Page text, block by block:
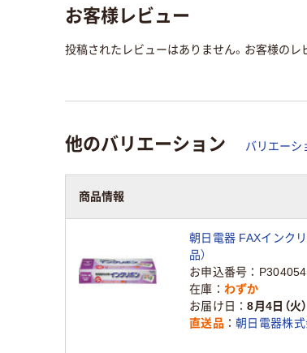
お客様レビュー
投稿されたレビューはありません。お客様のレ
他のバリエーション バリエーシ
商品情報
朝日電器 FAXインク
品）
お申込番号
P304054
在庫
わずか
お届け日
8月4日（火）
直送品
朝日電器株